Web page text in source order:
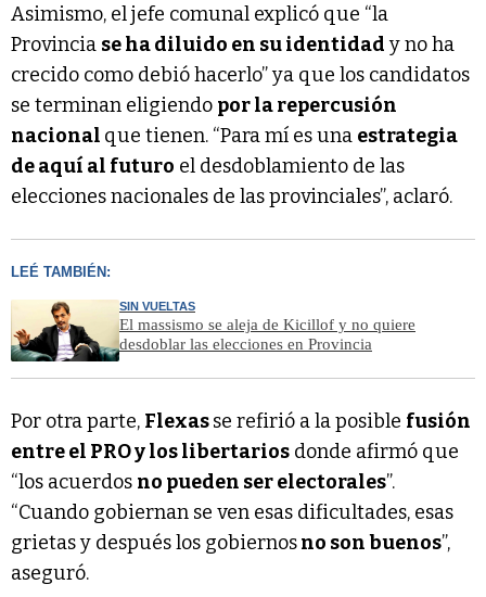
Asimismo, el jefe comunal explicó que “la
Provincia se ha diluido en su identidad y no ha
crecido como debió hacerlo” ya que los candidatos
se terminan eligiendo por la repercusión
nacional que tienen. “Para mí es una estrategia
de aquí al futuro el desdoblamiento de las
elecciones nacionales de las provinciales”, aclaró.
LEÉ TAMBIÉN:
SIN VUELTAS
El massismo se aleja de Kicillof y no quiere
desdoblar las elecciones en Provincia
Por otra parte, Flexasse refirió a la posible fusión
entre el PRO y los libertarios donde afirmó que
“los acuerdos no pueden ser electorales”.
“Cuando gobiernan se ven esas dificultades, esas
grietas y después los gobiernosno son buenos”,
aseguró.